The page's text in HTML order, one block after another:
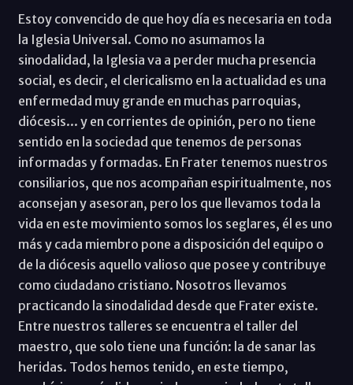
Estoy convencido de que hoy día es necesaria en toda
la Iglesia Universal. Como no asumamos la
sinodalidad, la Iglesia va a perder mucha presencia
social, es decir, el clericalismo en la actualidad es una
enfermedad muy grande en muchas parroquias,
diócesis... y en corrientes de opinión, pero no tiene
sentido en la sociedad que tenemos de personas
informadas y formadas. En Frater tenemos nuestros
consiliarios, que nos acompañan espiritualmente, nos
aconsejan y asesoran, pero los que llevamos toda la
vida en este movimiento somos los seglares, él es uno
más y cada miembro pone a disposición del equipo o
de la diócesis aquello valioso que posee y contribuye
como ciudadano cristiano. Nosotros llevamos
practicando la sinodalidad desde que Frater existe.
Entre nuestros talleres se encuentra el taller del
maestro, que solo tiene una función: la de sanar las
heridas. Todos hemos tenido, en este tiempo,